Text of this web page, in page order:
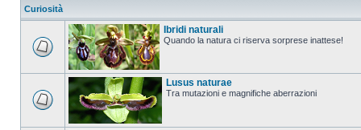
Curiosità
Ibridi naturali
Quando la natura ci riserva sorprese inattese!
Lusus naturae
Tra mutazioni e magnifiche aberrazioni